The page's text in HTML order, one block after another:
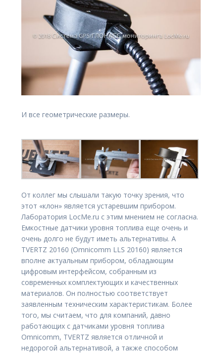
И все геометрические размеры.
От коллег мы слышали такую точку зрения, что
этот «клон» является устаревшим прибором.
Лаборатория LocMe.ru с этим мнением не согласна.
Емкостные датчики уровня топлива еще очень и
очень долго не будут иметь альтернативы. А
TVERTZ 20160 (Omnicomm LLS 20160) является
вполне актуальным прибором, обладающим
цифровым интерфейсом, собранным из
современных комплектующих и качественных
материалов. Он полностью соответствует
заявленным техническим характеристикам. Более
того, мы считаем, что для компаний, давно
работающих с датчиками уровня топлива
Omnicomm, TVERTZ является отличной и
недорогой альтернативой, а также способом